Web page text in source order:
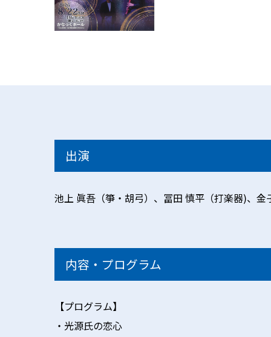
出演
池上 眞吾（箏・胡弓）、冨田 慎平（打楽器)、
内容・プログラム
【プログラム】
・光源氏の恋心